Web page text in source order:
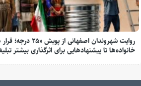
روایت شهروندان
خانواده‌ها تا پیشنهادهایی برای اثرگذاری بیشتر